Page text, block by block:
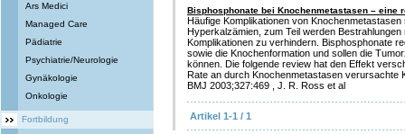
Ars Medici
Managed Care
Pädiatrie
Psychiatrie/Neurologie
Gynäkologie
Onkologie
Fortbildung
Bisphosphonate bei Knochenmetastasen – eine
Häufige Komplikationen von
Hyperkalzämien, zum Teil werden Bestrahlungen
Komplikationen zu verhindern. Bisphosphonate
sowie die Knochenformation und sollen die
können. Die folgende review hat den Effekt
Rate an durch Knochenmetastasen verursachte
BMJ 2003;327:469 , J. R. Ross et al
Artikel 1-1 / 1